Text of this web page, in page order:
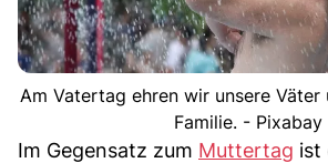
Am Vatertag ehren wir unsere Väter
Familie. - Pixabay
Im Gegensatz zum Muttertag ist